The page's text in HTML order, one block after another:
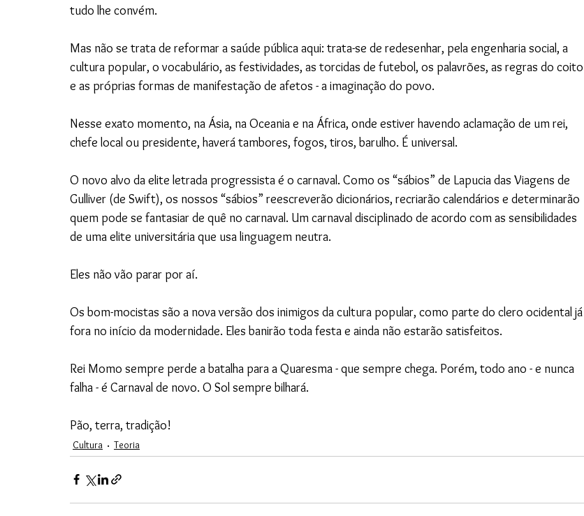
tudo lhe convém.
Mas não se trata de reformar a saúde pública aqui: trata-se de redesenhar, pela engenharia social, a
cultura popular, o vocabulário, as festividades, as torcidas de futebol, os palavrões, as regras do coito
e as próprias formas de manifestação de afetos - a imaginação do povo.
Nesse exato momento, na Ásia, na Oceania e na África, onde estiver havendo aclamação de um rei,
chefe local ou presidente, haverá tambores, fogos, tiros, barulho. É universal.
O novo alvo da elite letrada progressista é o carnaval. Como os “sábios” de Lapucia das Viagens de
Gulliver (de Swift), os nossos “sábios” reescreverão dicionários, recriarão calendários e determinarão
quem pode se fantasiar de quê no carnaval. Um carnaval disciplinado de acordo com as sensibilidades
de uma elite universitária que usa linguagem neutra.
Eles não vão parar por aí.
Os bom-mocistas são a nova versão dos inimigos da cultura popular, como parte do clero ocidental já
fora no início da modernidade. Eles banirão toda festa e ainda não estarão satisfeitos.
Rei Momo sempre perde a batalha para a Quaresma - que sempre chega. Porém, todo ano - e nunca
falha - é Carnaval de novo. O Sol sempre bilhará.
Pão, terra, tradição!
Cultura Teoria